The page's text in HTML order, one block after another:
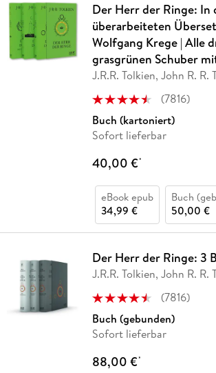
Der Herr der Ringe: In
überarbeiteten
Wolfgang Krege | Alle
grasgrünen Schuber
J.R.R. Tolkien, John R. R.
(7816)
Buch (kartoniert)
Sofort lieferbar
40,00 €*
eBook epub
34,99 €
Buch
50,00 €
Der Herr der Ringe: 3
J.R.R. Tolkien, John R. R.
(7816)
Buch (gebunden)
Sofort lieferbar
88,00 €*